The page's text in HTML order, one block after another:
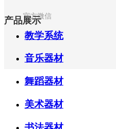
官方微信
产品展示
教学系统
音乐器材
舞蹈器材
美术器材